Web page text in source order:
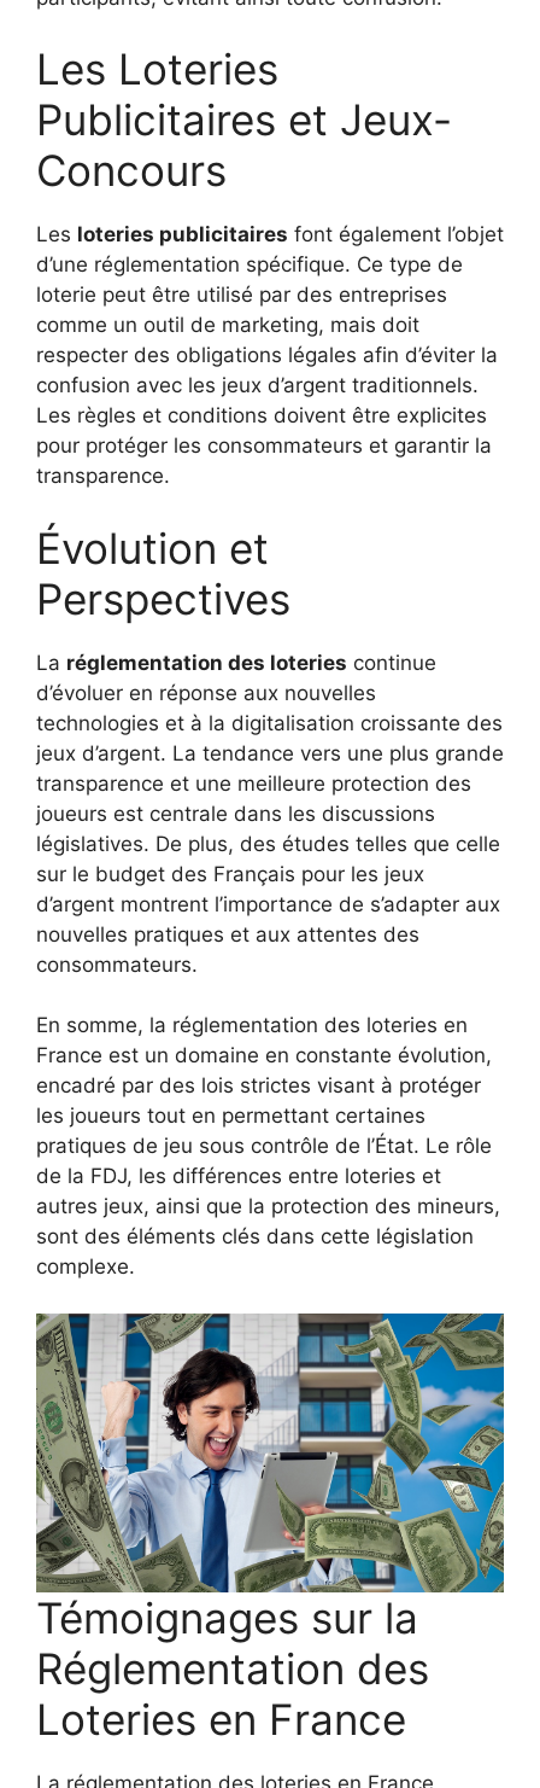
Les Loteries
Publicitaires et Jeux-
Concours
Les loteries publicitaires font également l’objet
d’une réglementation spécifique. Ce type de
loterie peut être utilisé par des entreprises
comme un outil de marketing, mais doit
respecter des obligations légales afin d’éviter la
confusion avec les jeux d’argent traditionnels.
Les règles et conditions doivent être explicites
pour protéger les consommateurs et garantir la
transparence.
Évolution et
Perspectives
La réglementation des loteries continue
d’évoluer en réponse aux nouvelles
technologies et à la digitalisation croissante des
jeux d’argent. La tendance vers une plus grande
transparence et une meilleure protection des
joueurs est centrale dans les discussions
législatives. De plus, des études telles que celle
sur le budget des Français pour les jeux
d’argent montrent l’importance de s’adapter aux
nouvelles pratiques et aux attentes des
consommateurs.
En somme, la réglementation des loteries en
France est un domaine en constante évolution,
encadré par des lois strictes visant à protéger
les joueurs tout en permettant certaines
pratiques de jeu sous contrôle de l’État. Le rôle
de la FDJ, les différences entre loteries et
autres jeux, ainsi que la protection des mineurs,
sont des éléments clés dans cette législation
complexe.
Témoignages sur la
Réglementation des
Loteries en France